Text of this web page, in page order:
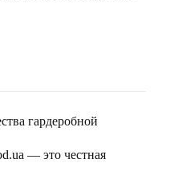
гардеробной
— это честная